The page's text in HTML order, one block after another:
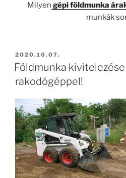
Milyen gépi földmunka
munkák
BEKÜLDVE:
2020.10.07.
Földmunka
rakodógéppel!